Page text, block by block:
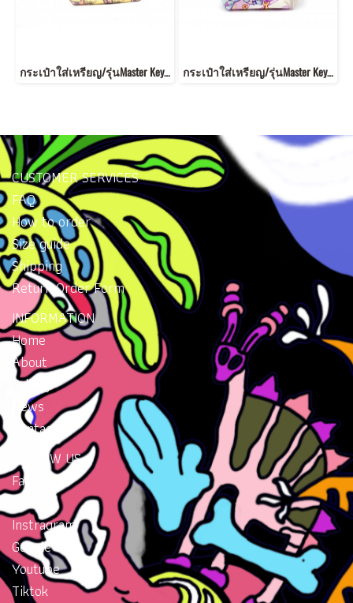
กระเป๋าใส่เหรียญ/รุ่นMaster Key MKB4 กระเป๋าใส่เหรียญ/รุ่นMaster Key MKB14
CUSTOMER SERVICES
FAQ
How to order
Size guide
Shipping
Return Order Form
INFORMATION
Home
About
Gallery
News
Contacts
FOLLOW US
Facebook
Twitter
Instragram
Google Plus
Youtube
Tiktok